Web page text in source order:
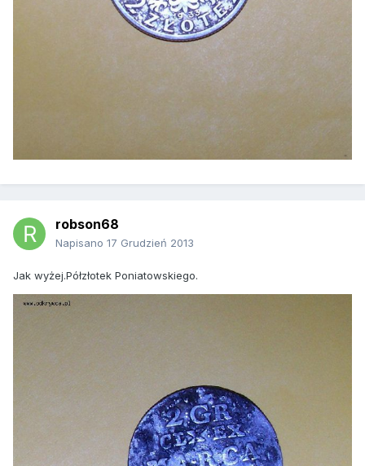
robson68
Napisano 17 Grudzień 2013
Jak wyżej.Półzłotek Poniatowskiego.